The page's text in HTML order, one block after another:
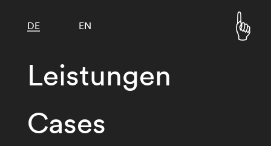
Leistungen
Cases
DE EN